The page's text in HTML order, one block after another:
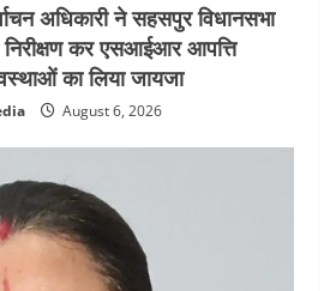
अधिकारी ने सहसपुर विधानसभा
निरीक्षण कर एसआईआर आपत्ति
का लिया जायजा
August 6, 2026